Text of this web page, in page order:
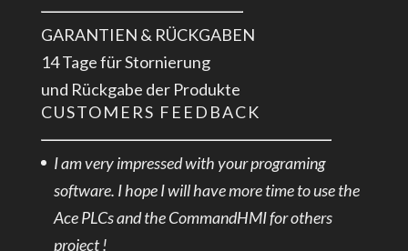
GARANTIEN & RÜCKGABEN
14 Tage für Stornierung
und Rückgabe der Produkte
CUSTOMERS FEEDBACK
I am very impressed with your programing
software. I hope I will have more time to use the
Ace PLCs and the CommandHMI for others
project !